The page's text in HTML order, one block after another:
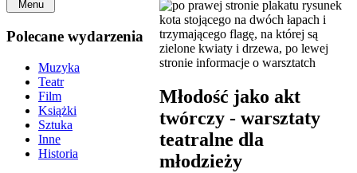
Menu
Polecane wydarzenia
Muzyka
Teatr
Film
Książki
Sztuka
Inne
Historia
Młodość jako akt
twórczy - warsztaty
teatralne dla
młodzieży